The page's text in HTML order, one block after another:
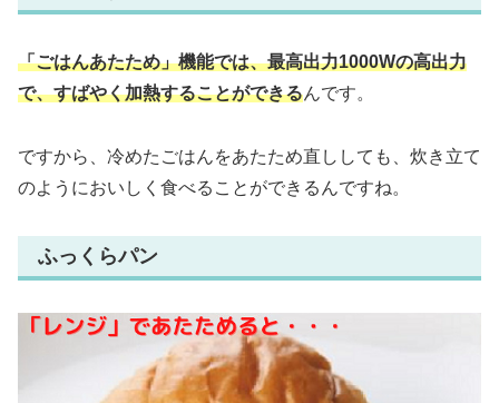
「ごはんあたため」機能では、最高出力1000Wの高出力
で、すばやく加熱することができるんです。
ですから、冷めたごはんをあたため直ししても、炊き立て
のようにおいしく食べることができるんですね。
ふっくらパン